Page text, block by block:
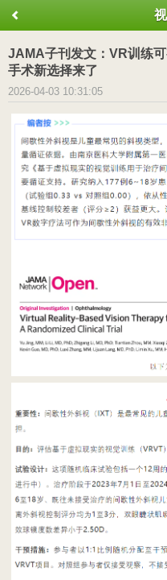
JAMA子刊发文：VR训练
手术新选择来了
2026-04-03 10:31:05